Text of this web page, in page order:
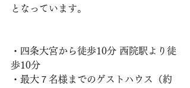
となっています。
・四条大宮から徒歩10分 西院駅より徒
歩10分
・最大７名様までのゲストハウス（約